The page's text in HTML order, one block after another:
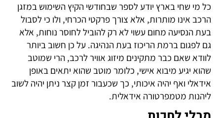
בארץ יודע לספר שבחודשי הקיץ השימוש במזגן
מותרות, אלא צורך פרקטי הכרחי, ולו כי לסבול
מחום עשוי לא רק להוביל לחוסר נוחות, אלא
ברמת הריכוז בעת הנהיגה. על כן חשוב ביותר
שאם כבר מתקינים מיזוג אוויר לרכב, הרי שמוטב
מיבוא אישי, כלומר מוטב שהוא יתאים באופן
ואף יהיה איכותי, כך שכעבור זמן קצר ניתן יהיה לשוב
מטמפרטורה אידאלית.